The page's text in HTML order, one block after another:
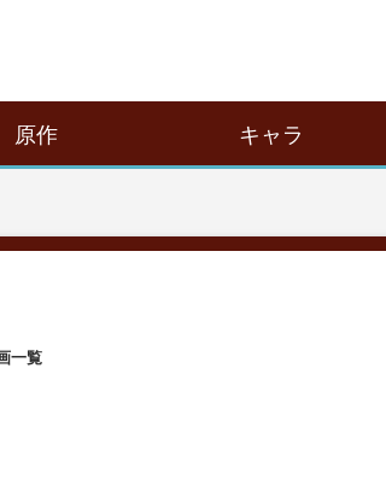
原作 キャラ
一覧